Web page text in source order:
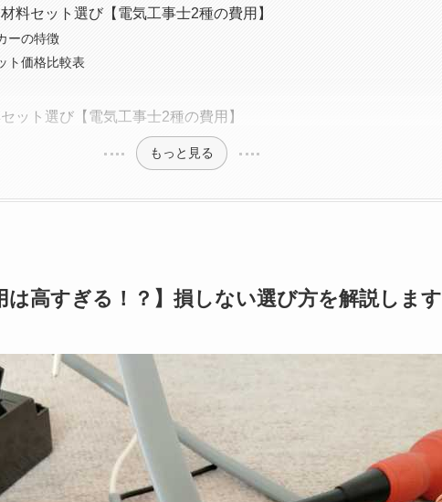
料セット選び【電気工事士2種の費用】
ーの特徴
ト価格比較表
ット選び【電気工事士2種の費用】
もっと見る
は高すぎる！？】損しない選び方を解説します